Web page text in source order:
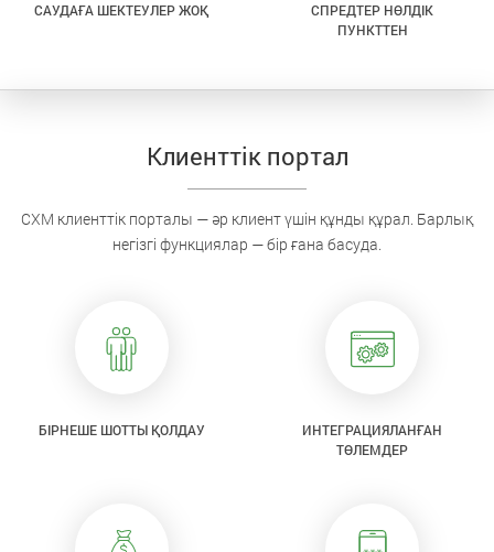
САУДАҒА ШЕКТЕУЛЕР ЖОҚ
СПРЕДТЕР НӨЛДІК
ПУНКТТЕН
Клиенттік портал
CXM клиенттік порталы — әр клиент үшін құнды құрал. Барлық
негізгі функциялар — бір ғана басуда.
БІРНЕШЕ ШОТТЫ ҚОЛДАУ
ИНТЕГРАЦИЯЛАНҒАН
ТӨЛЕМДЕР